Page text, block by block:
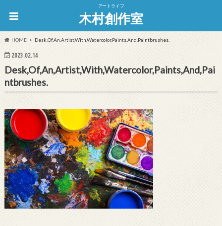
アートライフ
木村創作室
HOME Desk,Of,An,Artist,With,Watercolor,Paints,And,Paintbrushes.
2023.02.14
Desk,Of,An,Artist,With,Watercolor,Paints,And,Pai
ntbrushes.